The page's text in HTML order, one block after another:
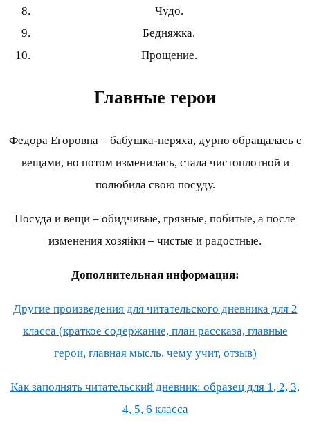
Чудо.
Бедняжка.
Прощение.
Главные герои
Федора Егоровна – бабушка-неряха, дурно обращалась с
вещами, но потом изменилась, стала чистоплотной и
полюбила свою посуду.
Посуда и вещи – обидчивые, грязные, побитые, а после
изменения хозяйки – чистые и радостные.
Дополнительная информация:
Другие произведения для читательского дневника для 2
класса (краткое содержание, план рассказа, главные
герои, главная мысль, чему учит, отзыв)
Как заполнять читательский дневник: образец для 1, 2, 3,
4, 5, 6 класса